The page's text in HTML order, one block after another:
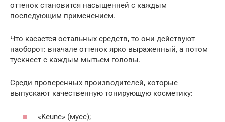
оттенок становится насыщенней с каждым
последующим применением.
Что касается остальных средств, то они действуют
наоборот: вначале оттенок ярко выраженный, а потом
тускнеет с каждым мытьем головы.
Среди проверенных производителей, которые
выпускают качественную тонирующую косметику:
«Keune» (мусс);